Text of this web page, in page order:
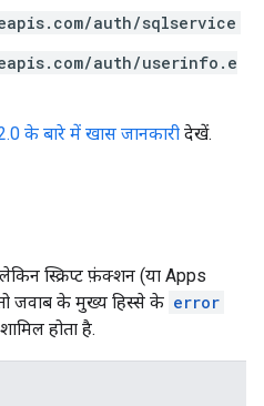
auth/sqlservice
auth/userinfo.e
के बारे में खास जानकारी देखें.
स्क्रिप्ट फ़ंक्शन (या Apps
जवाब के मुख्य हिस्से के error
होता है.